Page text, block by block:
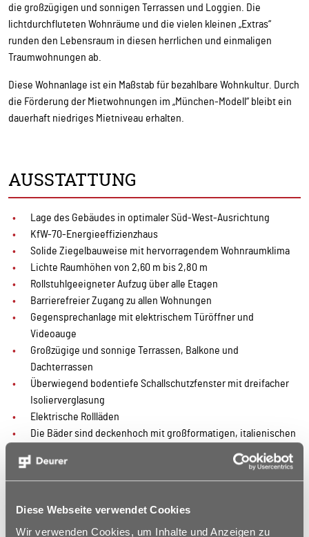
Diese Webseite verwendet Cookies
Wir verwenden Cookies, um Inhalte und Anzeigen zu
die großzügigen und sonnigen Terrassen und Loggien. Die
lichtdurchfluteten Wohnräume und die vielen kleinen „Extras“
runden den Lebensraum in diesen herrlichen und einmaligen
Traumwohnungen ab.
Diese Wohnanlage ist ein Maßstab für bezahlbare Wohnkultur. Durch
die Förderung der Mietwohnungen im „München-Modell“ bleibt ein
dauerhaft niedriges Mietniveau erhalten.
AUSSTATTUNG
Lage des Gebäudes in optimaler Süd-West-Ausrichtung
KfW-70-Energieeffizienzhaus
Solide Ziegelbauweise mit hervorragendem Wohnraumklima
Lichte Raumhöhen von 2,60 m bis 2,80 m
Rollstuhlgeeigneter Aufzug über alle Etagen
Barrierefreier Zugang zu allen Wohnungen
Gegensprechanlage mit elektrischem Türöffner und
Videoauge
Großzügige und sonnige Terrassen, Balkone und
Dachterrassen
Überwiegend bodentiefe Schallschutzfenster mit dreifacher
Isolierverglasung
Elektrische Rollläden
Die Bäder sind deckenhoch mit großformatigen, italienischen
Die Badezimmer verfügen über Badewanne,
Doppelwaschtisch, Dusche, Badmöbel, Spiegelschrank und
Wohnraum mit Küchenbereich, Diele, Bad und Abstellraum mit
großformatigen, italienischen Bodenfliesen